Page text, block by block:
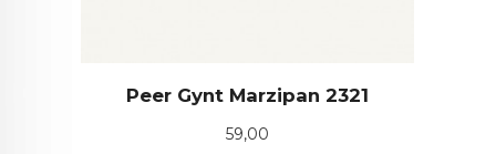
Peer Gynt Marzipan 2321
Pris
59,00